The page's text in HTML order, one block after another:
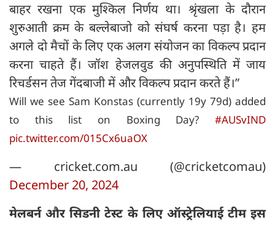
बाहर रखना एक मुश्किल निर्णय था। श्रृंखला के दौरान
शुरुआती क्रम के बल्लेबाजो को संघर्ष करना पड़ा है। हम
अगले दो मैचों के लिए एक अलग संयोजन का विकल्प प्रदान
करना चाहते हैं। जॉश हेजलवुड की अनुपस्थिति में जाय
रिचर्डसन तेज गेंदबाजी में और विकल्प प्रदान करते हैं।”
Will we see Sam Konstas (currently 19y 79d) added
to this list on Boxing Day? #AUSvIND
pic.twitter.com/015Cx6uaOX
— cricket.com.au (@cricketcomau)
December 20, 2024
मेलबर्न और सिडनी टेस्ट के लिए ऑस्ट्रेलियाई टीम इस